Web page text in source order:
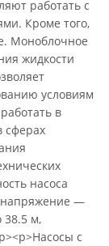
работать с
Кроме того,
Моноблочное
жидкости
условиям
в
сферах
насоса
напряжение —
38.5 м,
с